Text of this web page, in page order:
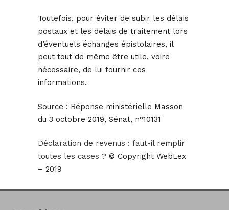
Toutefois, pour éviter de subir les délais
postaux et les délais de traitement lors
d’éventuels échanges épistolaires, il
peut tout de même être utile, voire
nécessaire, de lui fournir ces
informations.
Source : Réponse ministérielle Masson
du 3 octobre 2019, Sénat, n°10131
Déclaration de revenus : faut-il remplir
toutes les cases ? © Copyright WebLex
– 2019